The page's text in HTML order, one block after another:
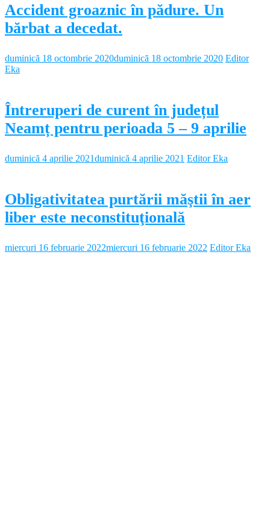
Accident groaznic în pădure. Un
bărbat a decedat.
duminică 18 octombrie 2020duminică 18 octombrie 2020 Editor
Eka
Întreruperi de curent în județul
Neamț pentru perioada 5 – 9 aprilie
duminică 4 aprilie 2021duminică 4 aprilie 2021 Editor Eka
Obligativitatea purtării măştii în aer
liber este neconstituţională
miercuri 16 februarie 2022miercuri 16 februarie 2022 Editor Eka